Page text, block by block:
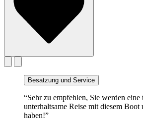
Besatzung und Service
“Sehr zu empfehlen, Sie werden eine
unterhaltsame Reise mit diesem Boot
haben!”